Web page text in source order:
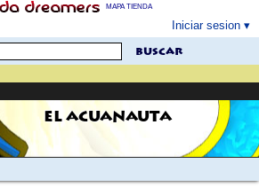
MAPA TIENDA
Iniciar sesion
buscar
EL ACUANAUTA